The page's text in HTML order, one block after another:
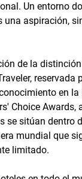
Un entorno
una aspiración,
de la
reservada
en la
Choice Awards,
se sitúan dentro
mundial que
limitado.